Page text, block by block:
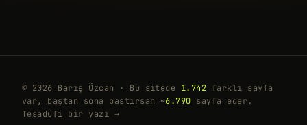
© 2026 Barış Özcan · Bu sitede 1.742 farklı sayfa
var, baştan sona bastırsan ~6.790 sayfa eder.
Tesadüfi bir yazı →